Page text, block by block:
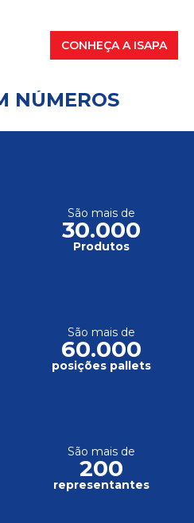
CONHEÇA A ISAPA
NÚMEROS
São mais de
30.000
Produtos
São mais de
60.000
posições pallets
São mais de
200
representantes